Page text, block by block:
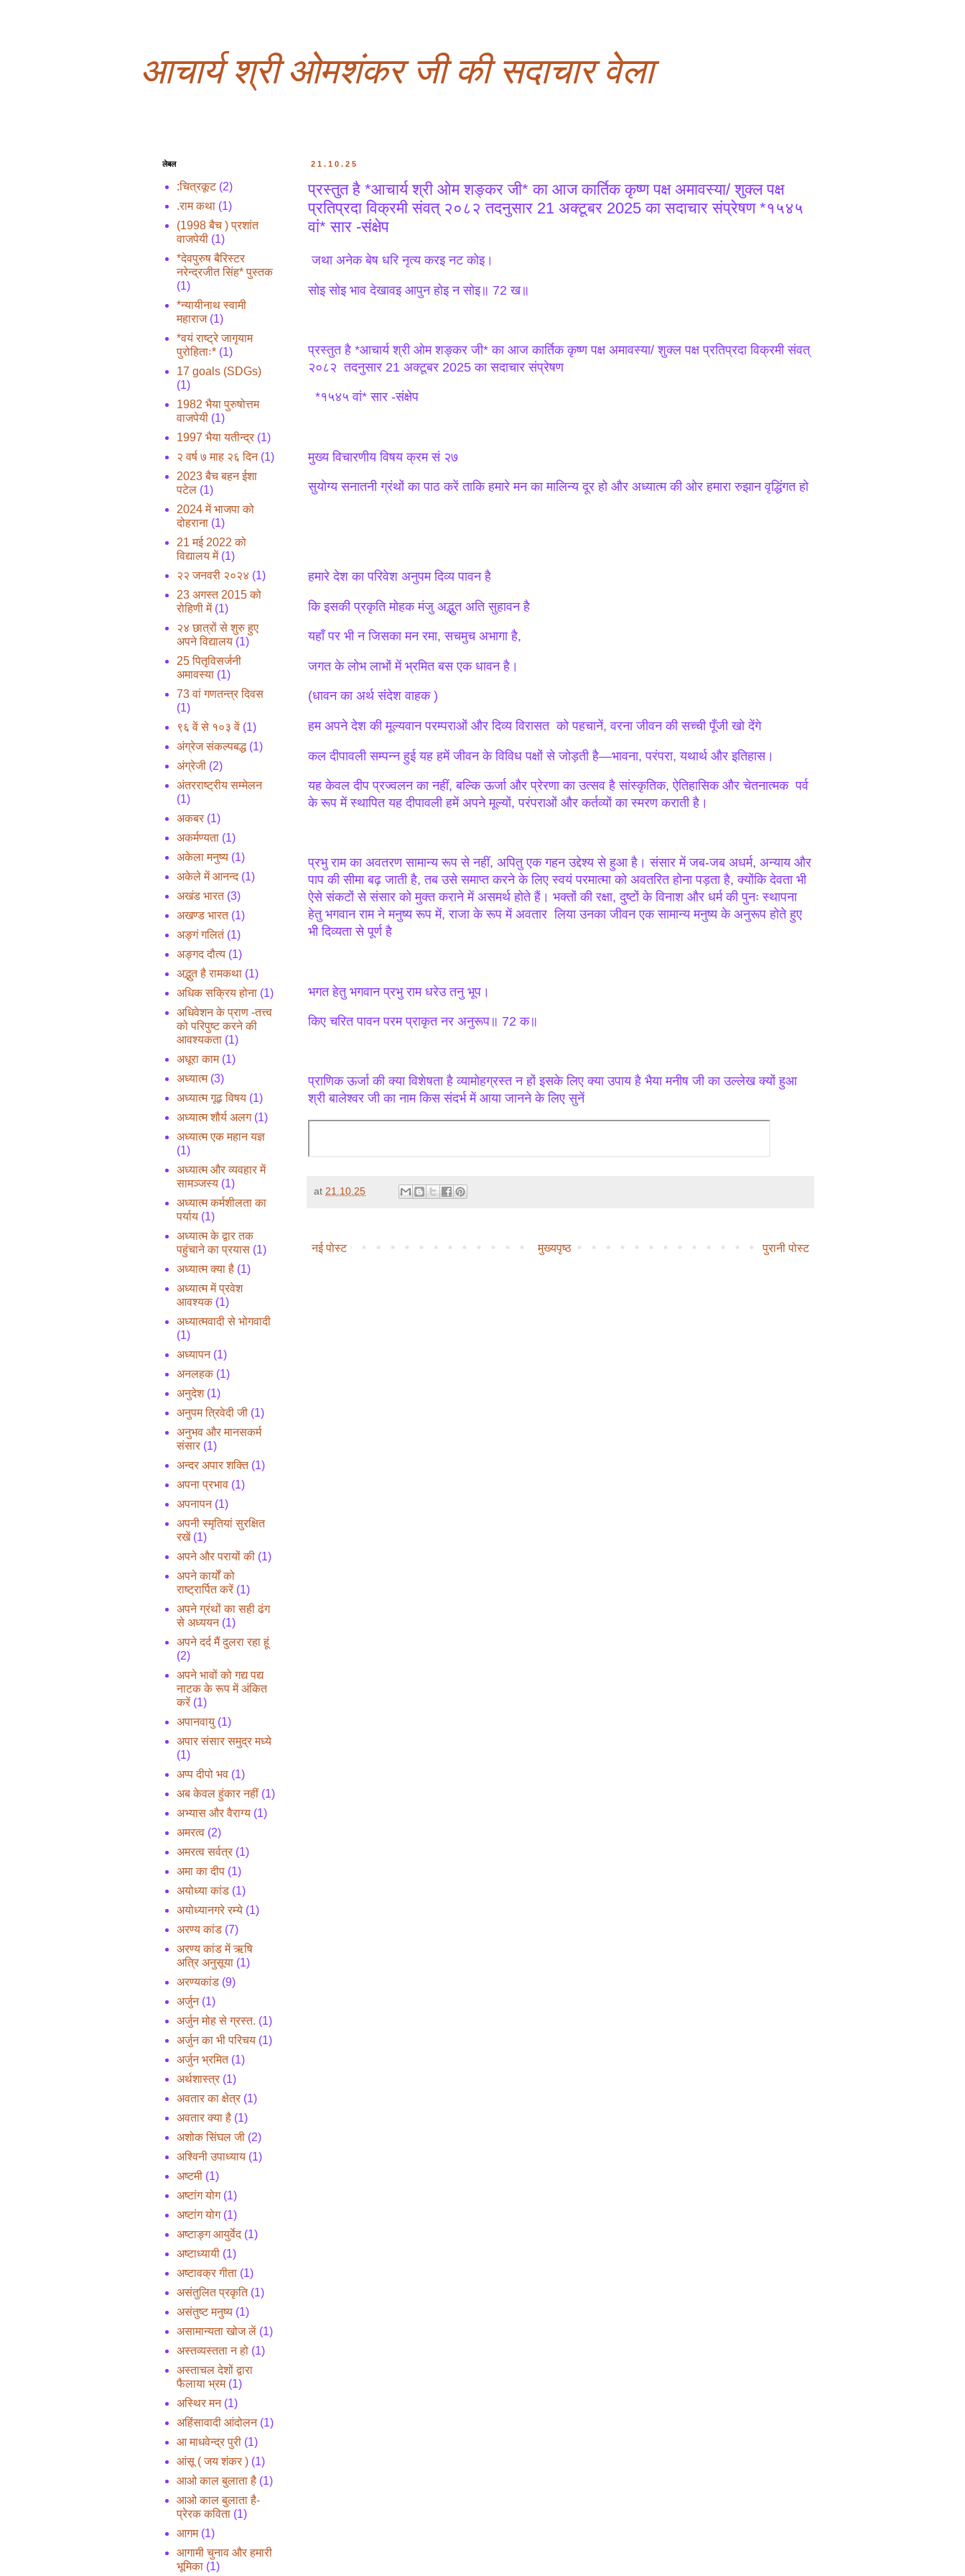
आचार्य श्री ओमशंकर जी की सदाचार वेला
21.10.25
प्रस्तुत है *आचार्य श्री ओम शङ्कर जी* का आज कार्तिक कृष्ण पक्ष अमावस्या/ शुक्ल पक्ष
प्रतिप्रदा विक्रमी संवत् २०८२ तदनुसार 21 अक्टूबर 2025 का सदाचार संप्रेषण *१५४५
वां* सार -संक्षेप
जथा अनेक बेष धरि नृत्य करइ नट कोइ।
सोइ सोइ भाव देखावइ आपुन होइ न सोइ॥ 72 ख॥
प्रस्तुत है *आचार्य श्री ओम शङ्कर जी* का आज कार्तिक कृष्ण पक्ष अमावस्या/ शुक्ल पक्ष प्रतिप्रदा विक्रमी संवत्
२०८२ तदनुसार 21 अक्टूबर 2025 का सदाचार संप्रेषण
*१५४५ वां* सार -संक्षेप
मुख्य विचारणीय विषय क्रम सं २७
सुयोग्य सनातनी ग्रंथों का पाठ करें ताकि हमारे मन का मालिन्य दूर हो और अध्यात्म की ओर हमारा रुझान वृद्धिंगत हो
हमारे देश का परिवेश अनुपम दिव्य पावन है
कि इसकी प्रकृति मोहक मंजु अद्भुत अति सुहावन है
यहाँ पर भी न जिसका मन रमा, सचमुच अभागा है,
जगत के लोभ लाभों में भ्रमित बस एक धावन है।
(धावन का अर्थ संदेश वाहक )
हम अपने देश की मूल्यवान परम्पराओं और दिव्य विरासत को पहचानें, वरना जीवन की सच्ची पूँजी खो देंगे
कल दीपावली सम्पन्न हुई यह हमें जीवन के विविध पक्षों से जोड़ती है—भावना, परंपरा, यथार्थ और इतिहास।
यह केवल दीप प्रज्वलन का नहीं, बल्कि ऊर्जा और प्रेरणा का उत्सव है सांस्कृतिक, ऐतिहासिक और चेतनात्मक पर्व
के रूप में स्थापित यह दीपावली हमें अपने मूल्यों, परंपराओं और कर्तव्यों का स्मरण कराती है।
प्रभु राम का अवतरण सामान्य रूप से नहीं, अपितु एक गहन उद्देश्य से हुआ है। संसार में जब-जब अधर्म, अन्याय और
पाप की सीमा बढ़ जाती है, तब उसे समाप्त करने के लिए स्वयं परमात्मा को अवतरित होना पड़ता है, क्योंकि देवता भी
ऐसे संकटों से संसार को मुक्त कराने में असमर्थ होते हैं। भक्तों की रक्षा, दुष्टों के विनाश और धर्म की पुनः स्थापना
हेतु भगवान राम ने मनुष्य रूप में, राजा के रूप में अवतार लिया उनका जीवन एक सामान्य मनुष्य के अनुरूप होते हुए
भी दिव्यता से पूर्ण है
भगत हेतु भगवान प्रभु राम धरेउ तनु भूप।
किए चरित पावन परम प्राकृत नर अनुरूप॥ 72 क॥
प्राणिक ऊर्जा की क्या विशेषता है व्यामोहग्रस्त न हों इसके लिए क्या उपाय है भैया मनीष जी का उल्लेख क्यों हुआ
श्री बालेश्वर जी का नाम किस संदर्भ में आया जानने के लिए सुनें
at 21.10.25
नई पोस्ट पुरानी पोस्ट
मुख्यपृष्ठ
लेबल
:चित्रकूट (2)
.राम कथा (1)
(1998 बैच ) प्रशांत
वाजपेयी (1)
*देवपुरुष बैरिस्टर
नरेन्द्रजीत सिंह* पुस्तक
(1)
*न्यायीनाथ स्वामी
महाराज (1)
*वयं राष्ट्रे जागृयाम
पुरोहिताः* (1)
17 goals (SDGs)
(1)
1982 भैया पुरुषोत्तम
वाजपेयी (1)
1997 भैया यतीन्द्र (1)
२ वर्ष ७ माह २६ दिन (1)
2023 बैच बहन ईशा
पटेल (1)
2024 में भाजपा को
दोहराना (1)
21 मई 2022 को
विद्यालय में (1)
२२ जनवरी २०२४ (1)
23 अगस्त 2015 को
रोहिणी में (1)
२४ छात्रों से शुरु हुए
अपने विद्यालय (1)
25 पितृविसर्जनी
अमावस्या (1)
73 वां गणतन्त्र दिवस
(1)
९६ वें से १०३ वें (1)
अंग्रेज संकल्पबद्ध (1)
अंग्रेजी (2)
अंतरराष्ट्रीय सम्मेलन
(1)
अकबर (1)
अकर्मण्यता (1)
अकेला मनुष्य (1)
अकेले में आनन्द (1)
अखंड भारत (3)
अखण्ड भारत (1)
अङ्गं गलितं (1)
अङ्गद दौत्य (1)
अद्भुत है रामकथा (1)
अधिक सक्रिय होना (1)
अधिवेशन के प्राण -तत्त्व
को परिपुष्ट करने की
आवश्यकता (1)
अधूरा काम (1)
अध्यात्म (3)
अध्यात्म गूढ़ विषय (1)
अध्यात्म शौर्य अलग (1)
अध्यात्म एक महान यज्ञ
(1)
अध्यात्म और व्यवहार में
सामञ्जस्य (1)
अध्यात्म कर्मशीलता का
पर्याय (1)
अध्यात्म के द्वार तक
पहुंचाने का प्रयास (1)
अध्यात्म क्या है (1)
अध्यात्म में प्रवेश
आवश्यक (1)
अध्यात्मवादी से भोगवादी
(1)
अध्यापन (1)
अनलहक (1)
अनुदेश (1)
अनुपम त्रिवेदी जी (1)
अनुभव और मानसकर्म
संसार (1)
अन्दर अपार शक्ति (1)
अपना प्रभाव (1)
अपनापन (1)
अपनी स्मृतियां सुरक्षित
रखें (1)
अपने और परायों की (1)
अपने कार्यों को
राष्ट्रार्पित करें (1)
अपने ग्रंथों का सही ढंग
से अध्ययन (1)
अपने दर्द मैं दुलरा रहा हूं
(2)
अपने भावों को गद्य पद्य
नाटक के रूप में अंकित
करें (1)
अपानवायु (1)
अपार संसार समुद्र मध्ये
(1)
अप्प दीपो भव (1)
अब केवल हुंकार नहीं (1)
अभ्यास और वैराग्य (1)
अमरत्व (2)
अमरत्व सर्वत्र (1)
अमा का दीप (1)
अयोध्या कांड (1)
अयोध्यानगरे रम्ये (1)
अरण्य कांड (7)
अरण्य कांड में ऋषि
अत्रि अनुसूया (1)
अरण्यकांड (9)
अर्जुन (1)
अर्जुन मोह से ग्रस्त. (1)
अर्जुन का भी परिचय (1)
अर्जुन भ्रमित (1)
अर्थशास्त्र (1)
अवतार का क्षेत्र (1)
अवतार क्या है (1)
अशोक सिंघल जी (2)
अश्विनी उपाध्याय (1)
अष्टमी (1)
अष्टांग योग (1)
अष्टांग योग (1)
अष्टाङ्ग आयुर्वेद (1)
अष्टाध्यायी (1)
अष्टावक्र गीता (1)
असंतुलित प्रकृति (1)
असंतुष्ट मनुष्य (1)
असामान्यता खोज लें (1)
अस्तव्यस्तता न हो (1)
अस्ताचल देशों द्वारा
फैलाया भ्रम (1)
अस्थिर मन (1)
अहिंसावादी आंदोलन (1)
आ माधवेन्द्र पुरी (1)
आंसू ( जय शंकर ) (1)
आओ काल बुलाता है (1)
आओ काल बुलाता है-
प्रेरक कविता (1)
आगम (1)
आगामी चुनाव और हमारी
भूमिका (1)